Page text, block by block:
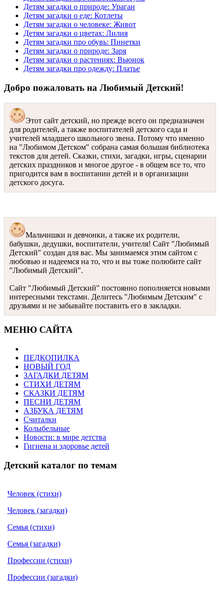
Детям загадки о природе: Ураган
Детям загадки о еде: Котлеты
Детям загадки о человеке: Живот
Детям загадки о цветах: Лилия
Детям загадки про обувь: Пинетки
Детям загадки о природе: Заря
Детям загадки о растениях: Вьюнок
Детям загадки про одежду: Платье
Добро пожаловать на Любимый Детский!
Этот сайт детский, но прежде всего он предназначен
для родителей, а также воспитателей детского сада и
учителей младшего школьного звена. Потому что именно
на "Любимом Детском" собрана самая большая библиотека
текстов для детей. Сказки, стихи, загадки, игры, сценарии
детских праздников и многое другое - в общем все то, что
пригодится вам в воспитании детей и в организации
детского досуга.
Мальчишки и девчонки, а также их родители,
бабушки, дедушки, воспитатели, учителя! Сайт "Любимый
Детский" создан для вас. Мы занимаемся этим сайтом с
любовью и надеемся на то, что и вы тоже полюбите сайт
"Любимый Детский".
Сайт "Любимый Детский" постоянно пополняется новыми
интересными текстами. Делитесь "Любимым Детским" с
друзьями и не забывайте поставить его в закладки.
МЕНЮ САЙТА
ПЕДКОПИЛКА
НОВЫЙ ГОД
ЗАГАДКИ ДЕТЯМ
СТИХИ ДЕТЯМ
СКАЗКИ ДЕТЯМ
ПЕСНИ ДЕТЯМ
АЗБУКА ДЕТЯМ
Считалки
Колыбельные
Новости: в мире детства
Гигиена и здоровье детей
Детский каталог по темам
Человек (стихи)
Человек (загадки)
Семья (стихи)
Семья (загадки)
Профессии (стихи)
Профессии (загадки)